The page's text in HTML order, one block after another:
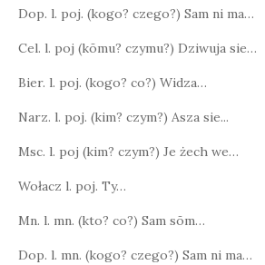
Dop. l. poj. (kogo? czego?) Sam ni ma…
Cel. l. poj (kōmu? czymu?) Dziwuja sie…
Bier. l. poj. (kogo? co?) Widza…
Narz. l. poj. (kim? czym?) Asza sie...
Msc. l. poj (kim? czym?) Je żech we…
Wołacz l. poj. Ty…
Mn. l. mn. (kto? co?) Sam sōm…
Dop. l. mn. (kogo? czego?) Sam ni ma…